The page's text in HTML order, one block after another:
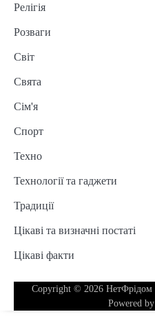
Релігія
Розваги
Світ
Свята
Сім'я
Спорт
Техно
Технології та гаджети
Традиції
Цікаві та визначні постаті
Цікаві факти
Copyright © 2026 НетФрідом
Powered by